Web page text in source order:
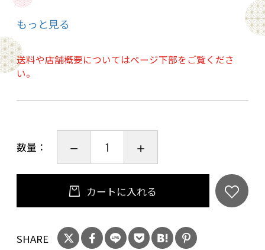
●濃密なヘアマスクが、髪の内部まで浸透。毛
先まで「うるツヤ&サラサラ髪」
●毛髪補修成分が、乾燥・熱・紫外線・ヘアカ
ラーなどによる繰り返すダメージを徹底補修。
●美容保湿成分が髪の内部まで浸透。まとまり
●落ち着きのあるグリーンフローラルの香り。
【容量】200ｇ
【使用方法】シャンプー後かるく水をきり、適
量を髪全体になじませ、3分ほど置きます。その
後、よくすすいでください。高いトリートメン
もっと見る
送料や店舗概要についてはページ下部をご覧くださ
い。
数量：
カートに入れる
SHARE